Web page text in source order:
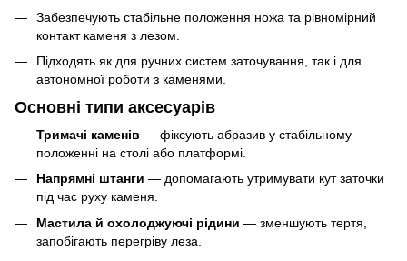
Забезпечують стабільне положення ножа та рівномірний
контакт каменя з лезом.
Підходять як для ручних систем заточування, так і для
автономної роботи з каменями.
Основні типи аксесуарів
Тримачі каменів — фіксують абразив у стабільному
положенні на столі або платформі.
Напрямні штанги — допомагають утримувати кут заточки
під час руху каменя.
Мастила й охолоджуючі рідини — зменшують тертя,
запобігають перегріву леза.